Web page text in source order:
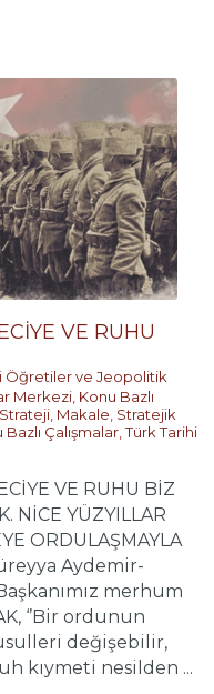
VE RUHU
Öğretiler ve Jeopolitik
Merkezi Konu Bazlı
Makale Stratejik
Bazlı Çalışmalar ,Türk Tarihi
VE RUHU BİZ
NİCE YÜZYILLAR
ORDULAŞMAYLA
Aydemir-
merhum
‘’Bir ordunun
değişebilir,
kıymeti nesilden ...